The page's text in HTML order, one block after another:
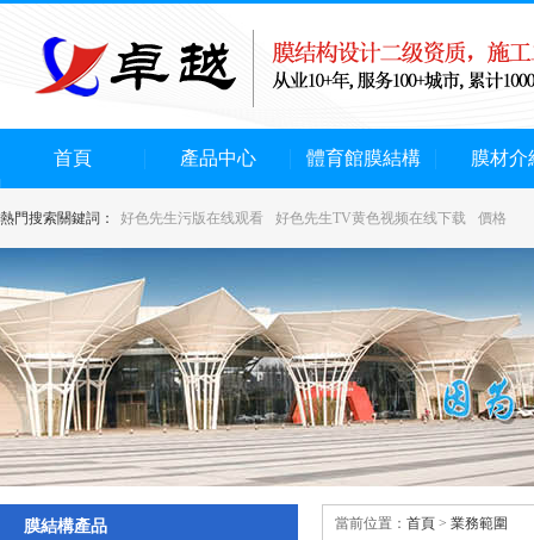
首頁 產品中心 體育館膜結構 膜材介
熱門搜索關鍵詞： 好色先生污版在线观看 好色先生TV黄色视频在线下载 價格
當前位置： 首頁 > 業務範圍
膜結構產品